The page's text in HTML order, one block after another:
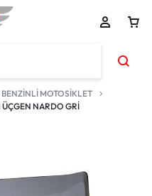
MOTOSİKLET
ÜÇGEN NARDO GRİ